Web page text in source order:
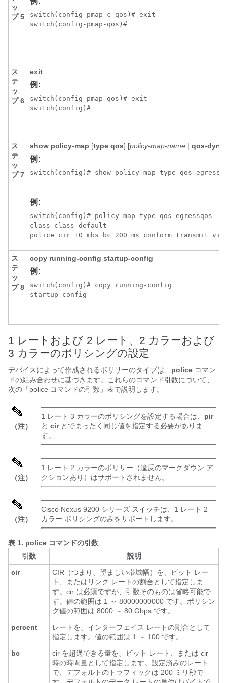
ッ
プ 5
switch(config-pmap-c-qos)# exit
switch(config-pmap-qos)#
ス
テ
ッ
プ 6
exit
例:
switch(config-pmap-qos)# exit
switch(config)#
ス
テ
ッ
プ 7
show policy-map [type qos] [policy-map-name | qos-
例:
switch(config)# show policy-map type qos
例:
switch(config)# policy-map type qos egressqos
class class-default
police cir 10 mbs bc 200 ms conform transmit
ス
テ
ッ
プ 8
copy running-config startup-config
例:
switch(config)# copy running-config
startup-config
1 レートおよび 2 レート、2 カラーおよび
3 カラーのポリシングの設定
デバイスによって作成されるポリサーのタイプは、 police コマン
ドの組み合わせに基づきます。これらのコマンド引数について、
次の「police コマンドの引数」表で説明します。
（注）
1 レート 3 カラーのポリシングを設定する場合は、 pir
と cir とでまったく同じ値を指定する必要がありま
す。
（注）
1 レート 2 カラーのポリサー（違反のマークダウン ア
クションあり）はサポートされません。
（注）
Cisco Nexus 9200 シリーズ スイッチは、1 レート 2
カラー ポリシングのみをサポートします。
表 1. police コマンドの引数
引数
説明
cir
CIR（つまり、望ましい帯域幅）を、ビット レー
ト、またはリンク レートの割合として指定しま
す。cir は必須ですが、引数そのものは省略可能で
す。値の範囲は 1 ～ 80000000000 です。ポリシン
グ値の範囲は 8000 ～ 80 Gbps です。
percent
レートを、インターフェイス レートの割合として
指定します。値の範囲は 1 ～ 100 です。
bc
cir を超過できる量を、ビット レート、または cir
時の時間量として指定します。設定済みのレート
で、デフォルトのトラフィックは 200 ミリ秒で